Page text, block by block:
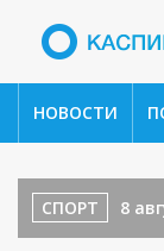
НОВОСТИ
СПОРТ 8